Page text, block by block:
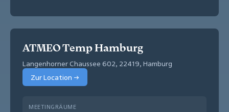
ATMEO Temp Hamburg
Langenhorner Chaussee 602, 22419, Hamburg
Zur Location →
MEETINGRÄUME